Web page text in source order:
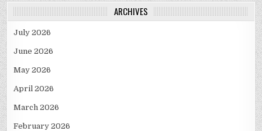
ARCHIVES
July 2026
June 2026
May 2026
April 2026
March 2026
February 2026